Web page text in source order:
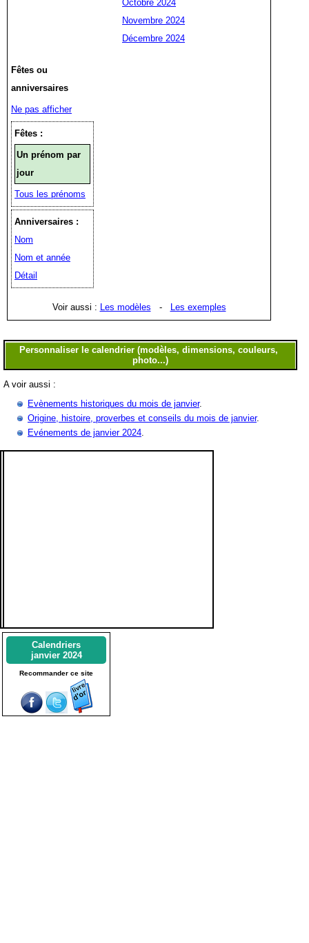
Octobre 2024
Novembre 2024
Décembre 2024
Fêtes ou
anniversaires
Ne pas afficher
Fêtes :
Un prénom par
jour
Tous les prénoms
Anniversaires :
Nom
Nom et année
Détail
Voir aussi : Les modèles - Les exemples
A voir aussi :
Evènements historiques du mois de janvier.
Origine, histoire, proverbes et conseils du mois de janvier.
Evénements de janvier 2024.
Calendriers
janvier 2024
Recommander ce site